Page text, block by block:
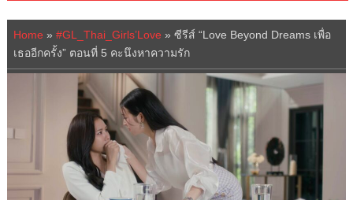
Home » #GL_Thai_Girls’Love » ซีรีส์ “Love Beyond Dreams เพื่อ
เธออีกครั้ง” ตอนที่ 5 คะนึงหาความรัก